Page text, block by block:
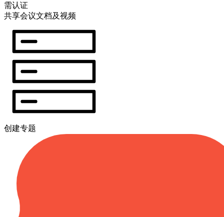
需认证
共享会议文档及视频
创建专题